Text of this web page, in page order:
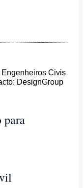
Engenheiros Civis
DesignGroup